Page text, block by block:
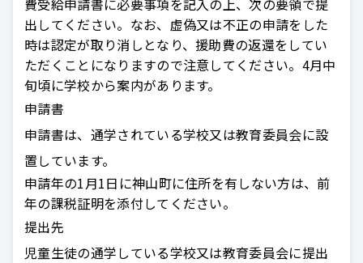
出してください。なお、虚偽又は不正の申請をした
時は認定が取り消しとなり、援助費の返還をしてい
ただくことになりますので注意してください。4月中
旬頃に学校から案内があります。
申請書
申請書は、通学されている学校又は教育委員会に設
置しています。
申請年の1月1日に神山町に住所を有しない方は、前
年の課税証明を添付してください。
提出先
児童生徒の通学している学校又は教育委員会に提出